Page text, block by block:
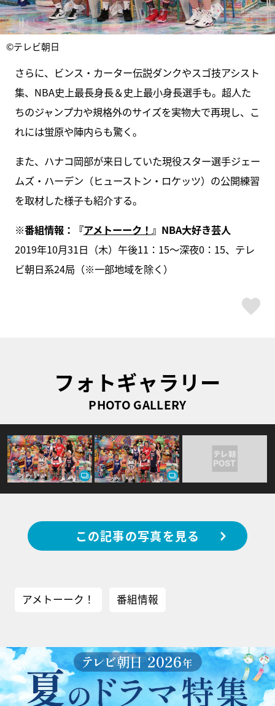
©テレビ朝日
さらに、ビンス・カーター伝説ダンクやスゴ技アシスト
集、NBA史上最⻑⾝⻑＆史上最⼩身長選⼿も。超人た
ちのジャンプ力や規格外のサイズを実物大で再現し、こ
れには蛍原や陣内らも驚く。
また、ハナコ岡部が来日していた現役スター選手ジェー
ムズ・ハーデン（ヒューストン・ロケッツ）の公開練習
を取材した様子も紹介する。
※番組情報：『アメトーーク！ 』NBA大好き芸人
2019年10月31日（木）午後11：15～深夜0：15、テレ
ビ朝日系24局（※一部地域を除く）
フォトギャラリー
PHOTO GALLERY
この記事の写真を見る
アメトーーク！ 番組情報